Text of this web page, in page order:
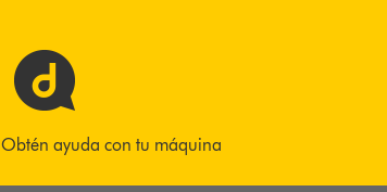
Obtén ayuda con tu máquina